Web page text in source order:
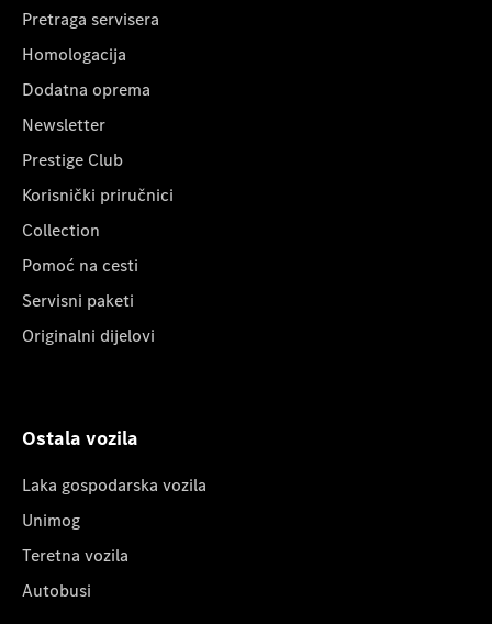
Pretraga servisera
Homologacija
Dodatna oprema
Newsletter
Prestige Club
Korisnički priručnici
Collection
Pomoć na cesti
Servisni paketi
Originalni dijelovi
Ostala vozila
Laka gospodarska vozila
Unimog
Teretna vozila
Autobusi